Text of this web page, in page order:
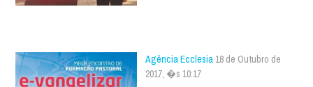
Agência Ecclesia 18 de Outubro de
2017, �s 10:17